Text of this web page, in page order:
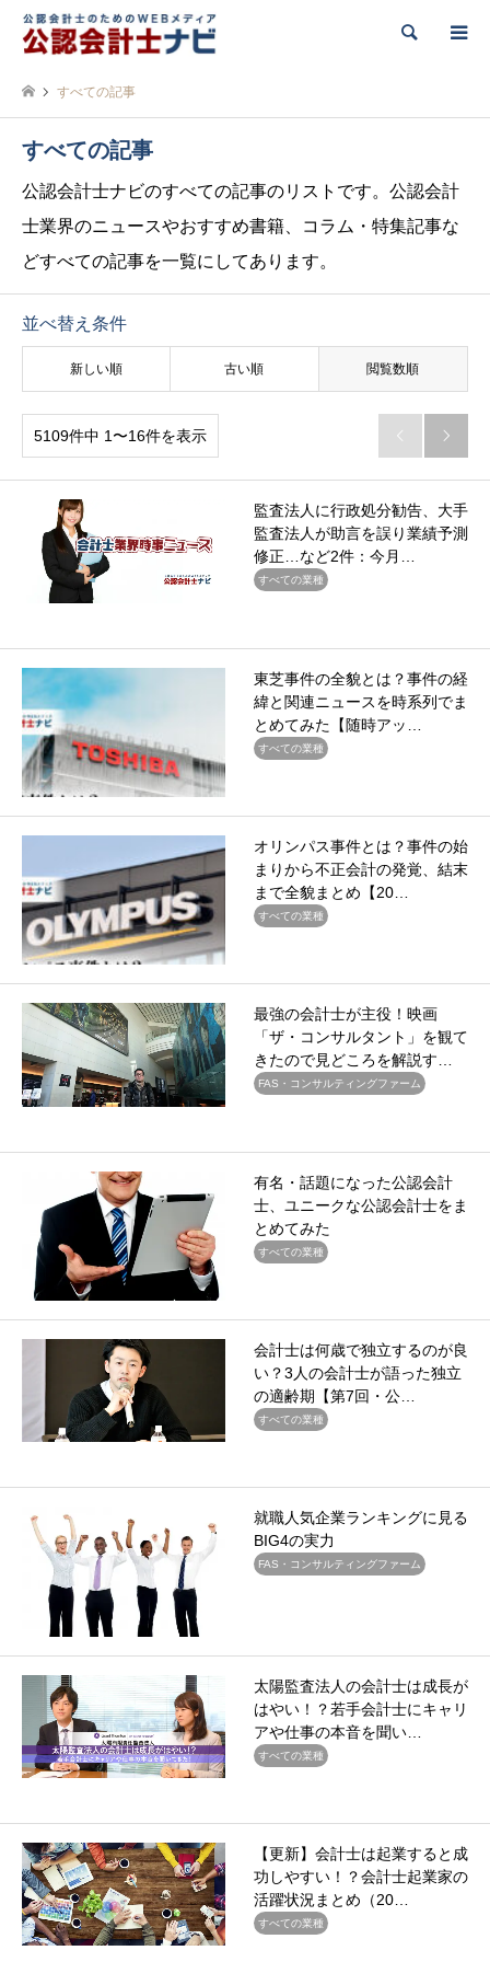
検索
すべての記事
すべての記事
公認会計士ナビのすべての記事のリストです。公認会計
士業界のニュースやおすすめ書籍、コラム・特集記事な
どすべての記事を一覧にしてあります。
並べ替え条件
新しい順 古い順 閲覧数順
5109件中 1〜16件を表示  
監査法人に行政処分勧告、大手
監査法人が助言を誤り業績予測
修正…など2件：今月…
すべての業種
東芝事件の全貌とは？事件の経
緯と関連ニュースを時系列でま
とめてみた【随時アッ…
すべての業種
オリンパス事件とは？事件の始
まりから不正会計の発覚、結末
まで全貌まとめ【20…
すべての業種
最強の会計士が主役！映画
「ザ・コンサルタント」を観て
きたので見どころを解説す…
FAS・コンサルティングファーム
有名・話題になった公認会計
士、ユニークな公認会計士をま
とめてみた
すべての業種
会計士は何歳で独立するのが良
い？3人の会計士が語った独立
の適齢期【第7回・公…
すべての業種
就職人気企業ランキングに見る
BIG4の実力
FAS・コンサルティングファーム
太陽監査法人の会計士は成長が
はやい！？若手会計士にキャリ
アや仕事の本音を聞い…
すべての業種
【更新】会計士は起業すると成
功しやすい！？会計士起業家の
活躍状況まとめ（20…
すべての業種